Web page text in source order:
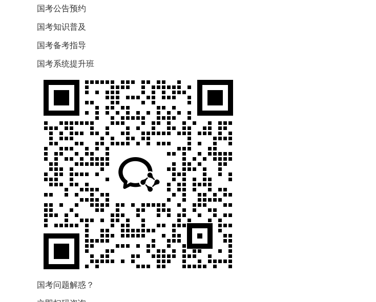
国考公告预约
国考知识普及
国考备考指导
国考系统提升班
国考问题解惑？